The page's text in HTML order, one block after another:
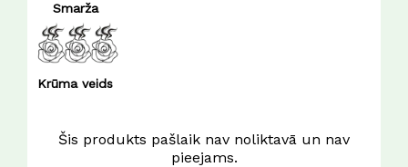
Smarža
Krūma veids
Šis produkts pašlaik nav noliktavā un nav
pieejams.